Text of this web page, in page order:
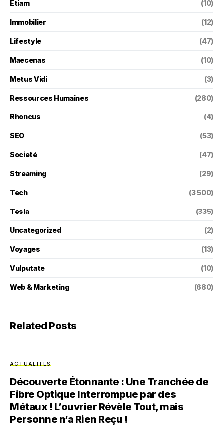
Etiam (10)
Immobilier (12)
Lifestyle (47)
Maecenas (10)
Metus Vidi (3)
Ressources Humaines (280)
Rhoncus (4)
SEO (53)
Societé (47)
Streaming (29)
Tech (3 500)
Tesla (335)
Uncategorized (2)
Voyages (13)
Vulputate (10)
Web & Marketing (680)
Related Posts
ACTUALITÉS
Découverte Étonnante : Une Tranchée de
Fibre Optique Interrompue par des
Métaux ! L’ouvrier Révèle Tout, mais
Personne n’a Rien Reçu !